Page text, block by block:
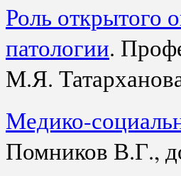
Роль открытого
патологии.
М.Я.
Медико-
Помников В.Г.,